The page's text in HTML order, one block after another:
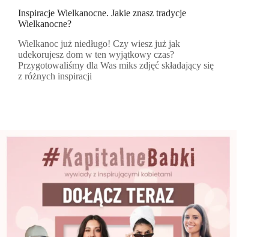
Inspiracje Wielkanocne. Jakie znasz tradycje
Wielkanocne?
Wielkanoc już niedługo! Czy wiesz już jak
udekorujesz dom w ten wyjątkowy czas?
Przygotowaliśmy dla Was miks zdjęć składający się
z różnych inspiracji